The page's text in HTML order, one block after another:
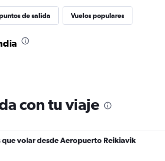
de salida Vuelos populares
con tu viaje
que volar desde Aeropuerto Reikiavik